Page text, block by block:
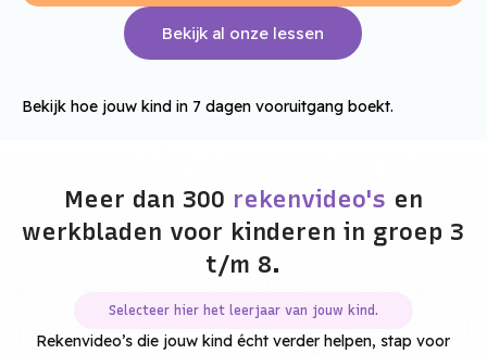
Bekijk al onze lessen
Bekijk hoe jouw kind in 7 dagen vooruitgang boekt.
Meer dan 300 rekenvideo's en
werkbladen voor kinderen in groep 3
t/m 8.
Selecteer hier het leerjaar van jouw kind.
Rekenvideo’s die jouw kind écht verder helpen, stap voor